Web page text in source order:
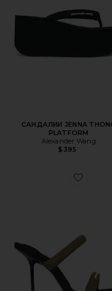
САНДАЛИИ JENNA
PLATFORM
Alexander Wang
$395
Favorite